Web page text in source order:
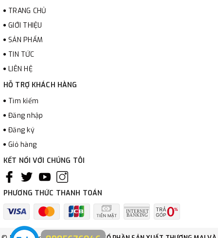
TRANG CHỦ
GIỚI THIỆU
SẢN PHẨM
TIN TỨC
LIÊN HỆ
HỖ TRỢ KHÁCH HÀNG
Tìm kiếm
Đăng nhập
Đăng ký
Giỏ hàng
KẾT NỐI VỚI CHÚNG TÔI
PHƯƠNG THỨC THANH TOÁN